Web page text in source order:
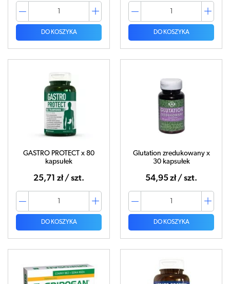
DO KOSZYKA DO KOSZYKA
GASTRO PROTECT x 80
kapsułek
25,71 zł / szt.
DO KOSZYKA
Glutation zredukowany x
30 kapsułek
54,95 zł / szt.
DO KOSZYKA